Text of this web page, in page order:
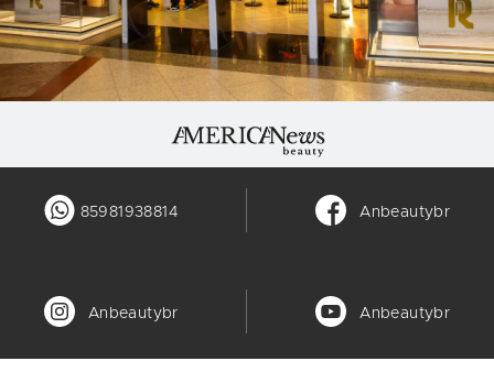
85981938814 Anbeautybr
Anbeautybr Anbeautybr